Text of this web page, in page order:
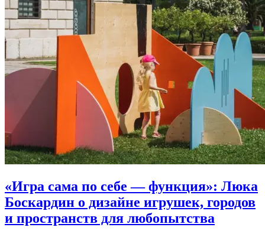
«Игра сама по себе — функция»: Люка
Боскардин о дизайне игрушек, городов
и пространств для любопытства